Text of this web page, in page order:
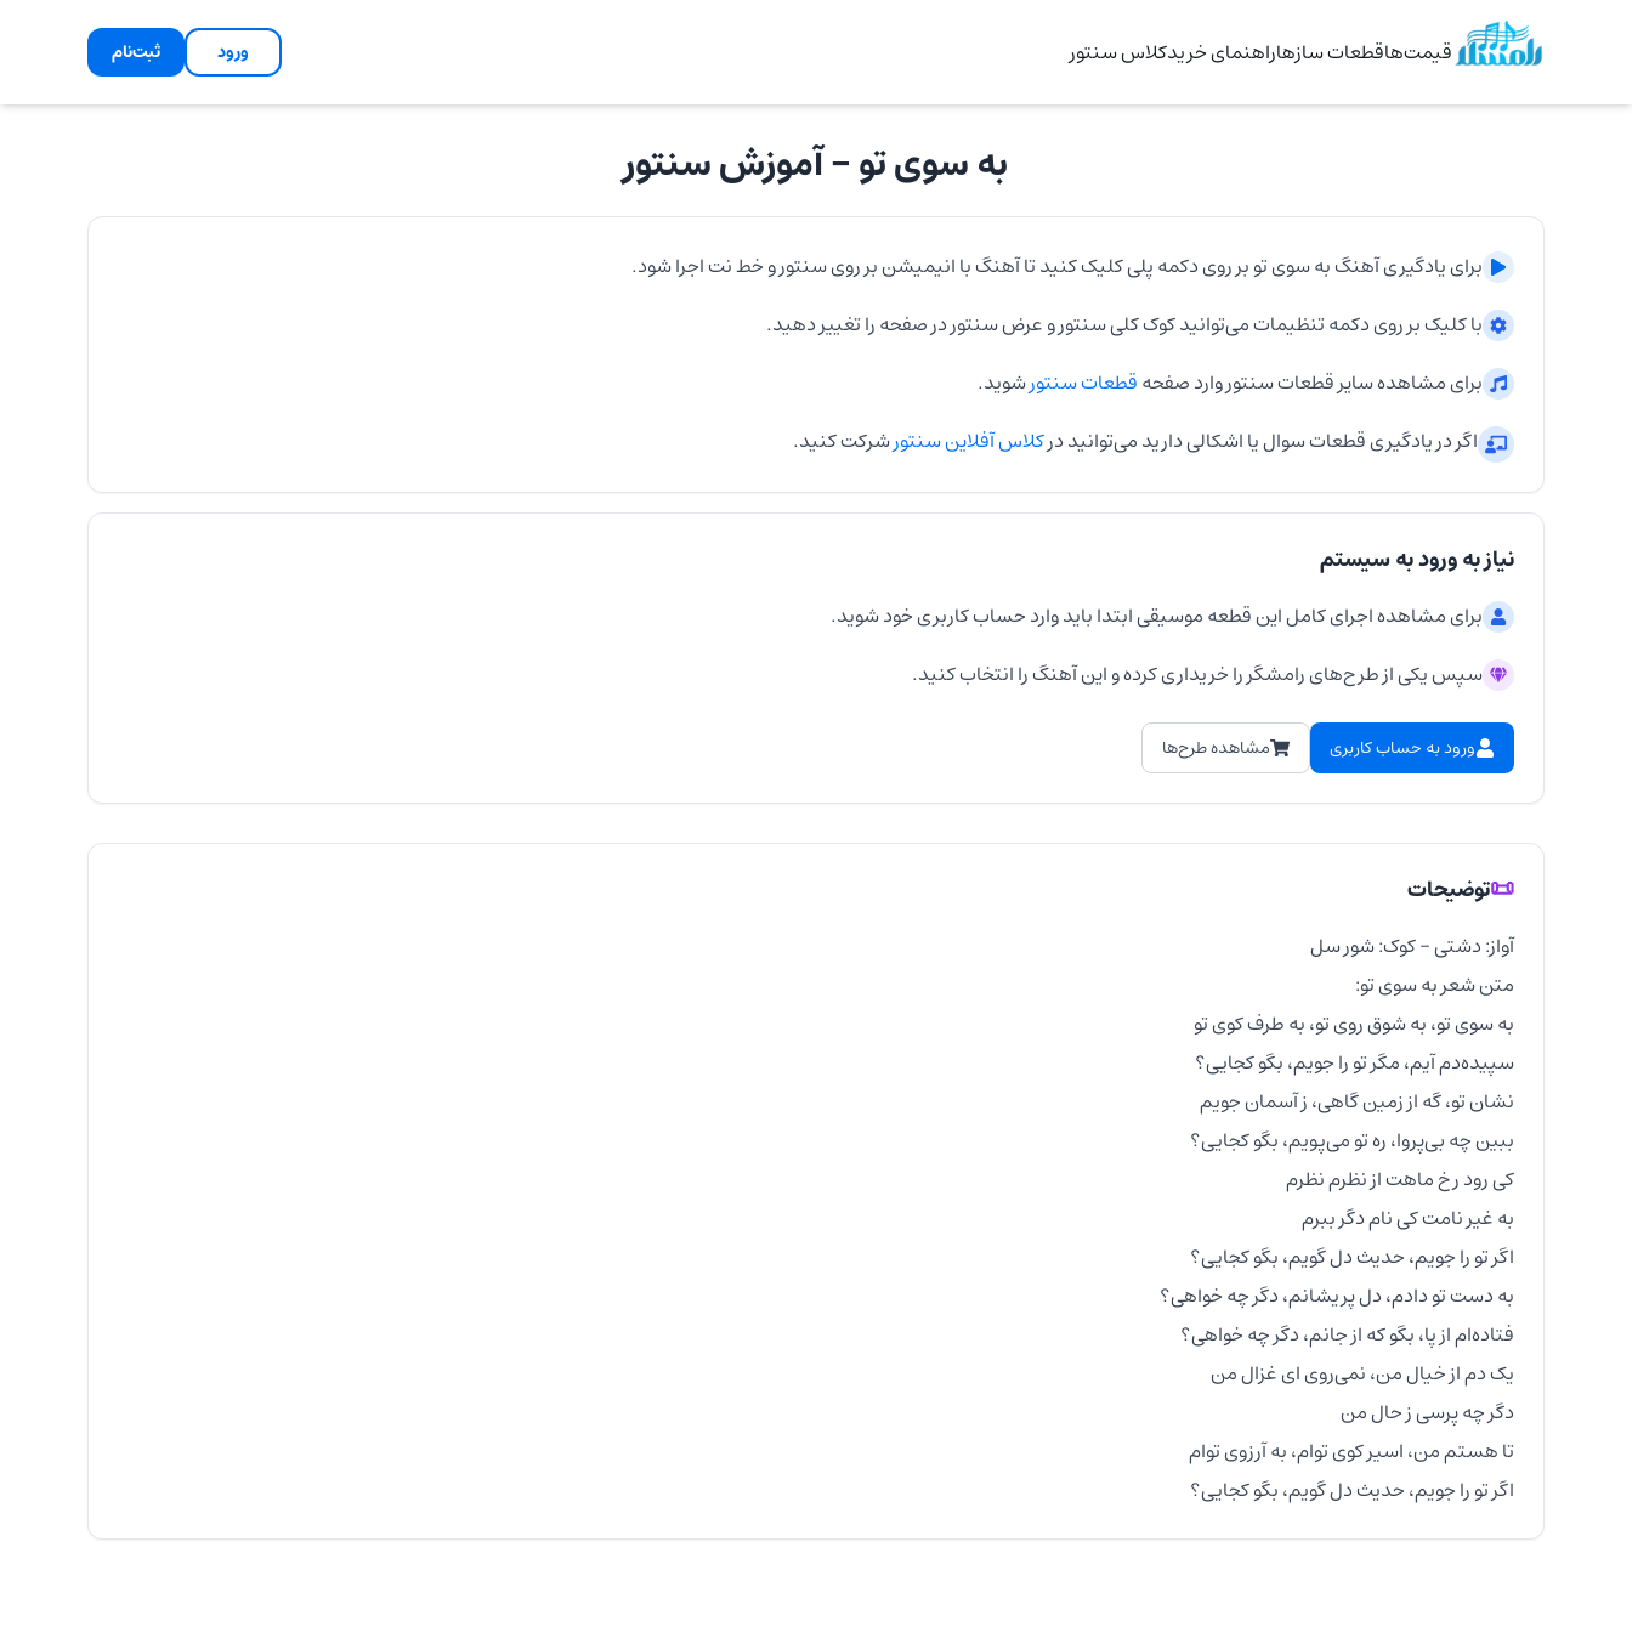
قیمت‌هاقطعات سازهاراهنمای خریدکلاس سنتور ورود ثبت‌نام
به سوی تو- آموزشسنتور
برای یادگیری آهنگبه سوی توبر روی دکمه پلی کلیک کنید تا آهنگ با انیمیشن بر رویسنتورو خط نت اجرا شود.
با کلیک بر روی دکمه تنظیمات می‌توانید کوک کلیسنتورو عرضسنتوردر صفحه را تغییر دهید.
برای مشاهده سایر قطعاتسنتوروارد صفحهقطعاتسنتورشوید.
اگر در یادگیری قطعات سوال یا اشکالی دارید می‌توانید درکلاس آفلاین سنتورشرکت کنید.
نیاز به ورود به سیستم
برای مشاهده اجرای کامل این قطعه موسیقی ابتدا باید وارد حساب کاربری خود شوید.
سپس یکی از طرح‌های رامشگر را خریداری کرده و این آهنگ را انتخاب کنید.
ورود به حساب کاربری مشاهده طرح‌ها
📜توضیحات
اگر تو را جویم، حدیث دل گویم، بگو کجایی؟